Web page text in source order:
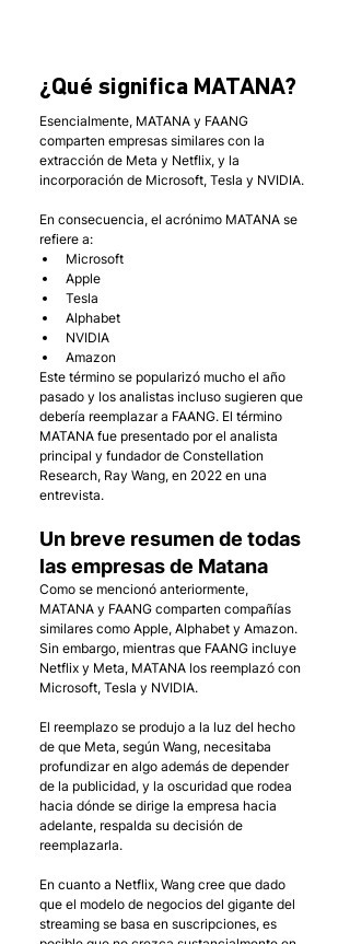
¿Qué significa MATANA?
Esencialmente, MATANA y FAANG
comparten empresas similares con la
extracción de Meta y Netflix, y la
incorporación de Microsoft, Tesla y NVIDIA.
En consecuencia, el acrónimo MATANA se
refiere a:
Microsoft
Apple
Tesla
Alphabet
NVIDIA
Amazon
Este término se popularizó mucho el año
pasado y los analistas incluso sugieren que
debería reemplazar a FAANG. El término
MATANA fue presentado por el analista
principal y fundador de Constellation
Research, Ray Wang, en 2022 en una
entrevista.
Un breve resumen de todas
las empresas de Matana
Como se mencionó anteriormente,
MATANA y FAANG comparten compañías
similares como Apple, Alphabet y Amazon.
Sin embargo, mientras que FAANG incluye
Netflix y Meta, MATANA los reemplazó con
Microsoft, Tesla y NVIDIA.
El reemplazo se produjo a la luz del hecho
de que Meta, según Wang, necesitaba
profundizar en algo además de depender
de la publicidad, y la oscuridad que rodea
hacia dónde se dirige la empresa hacia
adelante, respalda su decisión de
reemplazarla.
En cuanto a Netflix, Wang cree que dado
que el modelo de negocios del gigante del
streaming se basa en suscripciones, es